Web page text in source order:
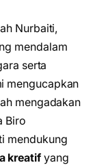
Nurbaiti,
mendalam
serta
mengucapkan
mengadakan
Biro
mendukung
kreatifyang